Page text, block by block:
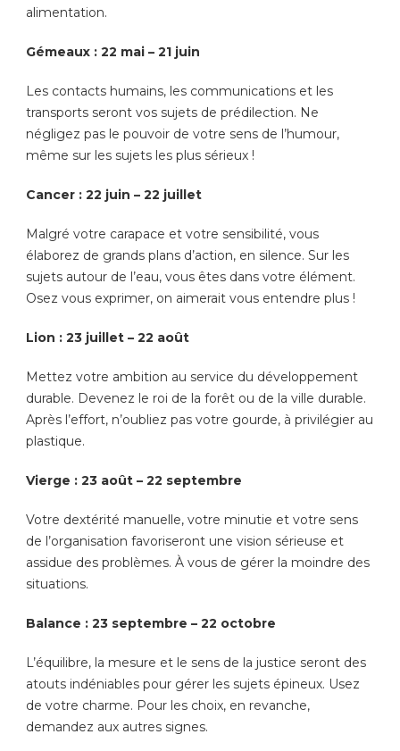
alimentation.
Gémeaux : 22 mai – 21 juin
Les contacts humains, les communications et les
transports seront vos sujets de prédilection. Ne
négligez pas le pouvoir de votre sens de l’humour,
même sur les sujets les plus sérieux !
Cancer : 22 juin – 22 juillet
Malgré votre carapace et votre sensibilité, vous
élaborez de grands plans d’action, en silence. Sur les
sujets autour de l’eau, vous êtes dans votre élément.
Osez vous exprimer, on aimerait vous entendre plus !
Lion : 23 juillet – 22 août
Mettez votre ambition au service du développement
durable. Devenez le roi de la forêt ou de la ville durable.
Après l’effort, n’oubliez pas votre gourde, à privilégier au
plastique.
Vierge : 23 août – 22 septembre
Votre dextérité manuelle, votre minutie et votre sens
de l’organisation favoriseront une vision sérieuse et
assidue des problèmes. À vous de gérer la moindre des
situations.
Balance : 23 septembre – 22 octobre
L’équilibre, la mesure et le sens de la justice seront des
atouts indéniables pour gérer les sujets épineux. Usez
de votre charme. Pour les choix, en revanche,
demandez aux autres signes.